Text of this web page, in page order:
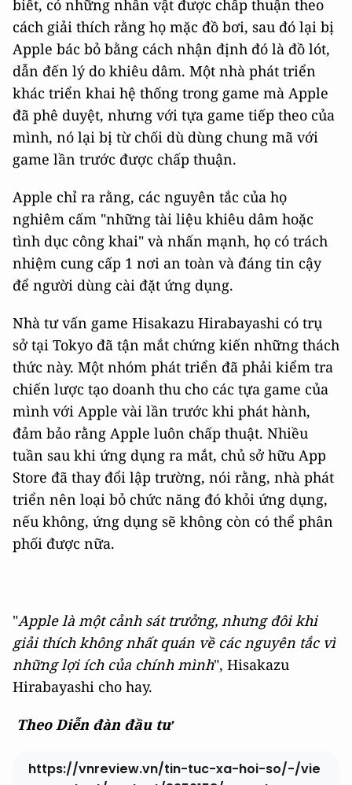
biết, có những nhân vật được chấp thuận theo
cách giải thích rằng họ mặc đồ bơi, sau đó lại bị
Apple bác bỏ bằng cách nhận định đó là đồ lót,
dẫn đến lý do khiêu dâm. Một nhà phát triển
khác triển khai hệ thống trong game mà Apple
đã phê duyệt, nhưng với tựa game tiếp theo của
mình, nó lại bị từ chối dù dùng chung mã với
game lần trước được chấp thuận.
Apple chỉ ra rằng, các nguyên tắc của họ
nghiêm cấm "những tài liệu khiêu dâm hoặc
tình dục công khai" và nhấn mạnh, họ có trách
nhiệm cung cấp 1 nơi an toàn và đáng tin cậy
để người dùng cài đặt ứng dụng.
Nhà tư vấn game Hisakazu Hirabayashi có trụ
sở tại Tokyo đã tận mắt chứng kiến những thách
thức này. Một nhóm phát triển đã phải kiểm tra
chiến lược tạo doanh thu cho các tựa game của
mình với Apple vài lần trước khi phát hành,
đảm bảo rằng Apple luôn chấp thuật. Nhiều
tuần sau khi ứng dụng ra mắt, chủ sở hữu App
Store đã thay đổi lập trường, nói rằng, nhà phát
triển nên loại bỏ chức năng đó khỏi ứng dụng,
nếu không, ứng dụng sẽ không còn có thể phân
phối được nữa.
"Apple là một cảnh sát trưởng, nhưng đôi khi
giải thích không nhất quán về các nguyên tắc vì
những lợi ích của chính mình", Hisakazu
Hirabayashi cho hay.
Theo Diễn đàn đầu tư
https://vnreview.vn/tin-tuc-xa-hoi-so/-/vie